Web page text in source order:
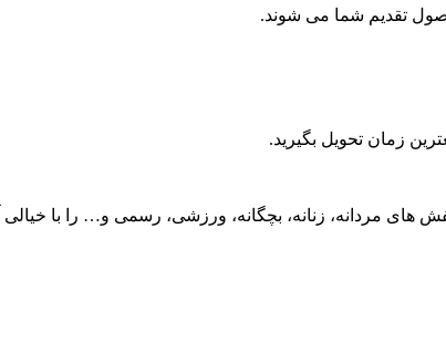
تقدیم شما می شوند.
زمان تحویل بگیرید.
های مردانه، زنانه، بچگانه، ورزشی، رسمی و… را با